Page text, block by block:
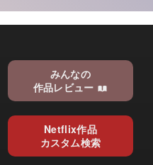
みんなの
作品レビュー
Netflix作品
カスタム検索